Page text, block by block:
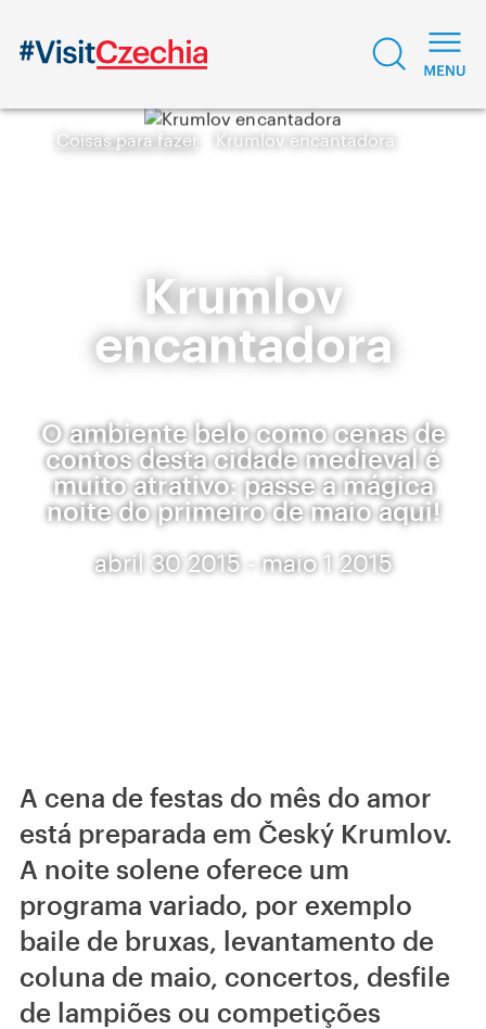
Coisas para fazer Krumlov encantadora
Krumlov
encantadora
O ambiente belo como cenas de
contos desta cidade medieval é
muito atrativo: passe a mágica
noite do primeiro de maio aqui!
abril 30 2015 - maio 1 2015
A cena de festas do mês do amor
está preparada em Český Krumlov.
A noite solene oferece um
programa variado, por exemplo
baile de bruxas, levantamento de
coluna de maio, concertos, desfile
de lampiões ou competições